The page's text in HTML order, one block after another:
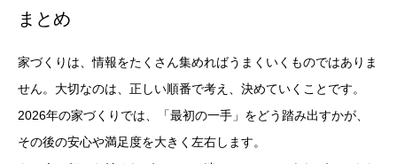
まとめ
家づくりは、情報をたくさん集めればうまくいくものではありま
せん。大切なのは、正しい順番で考え、決めていくことです。
2026年の家づくりでは、「最初の一手」をどう踏み出すかが、
その後の安心や満足度を大きく左右します。